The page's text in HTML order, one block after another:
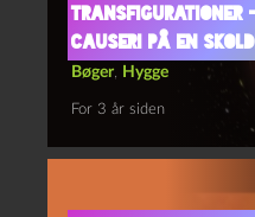
transfigurationer
causeri på en
Bøger, Hygge
For 3 år siden